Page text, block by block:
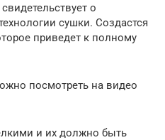
о
сушки. Создастся
приведет к полному
посмотреть на видео
и их должно быть